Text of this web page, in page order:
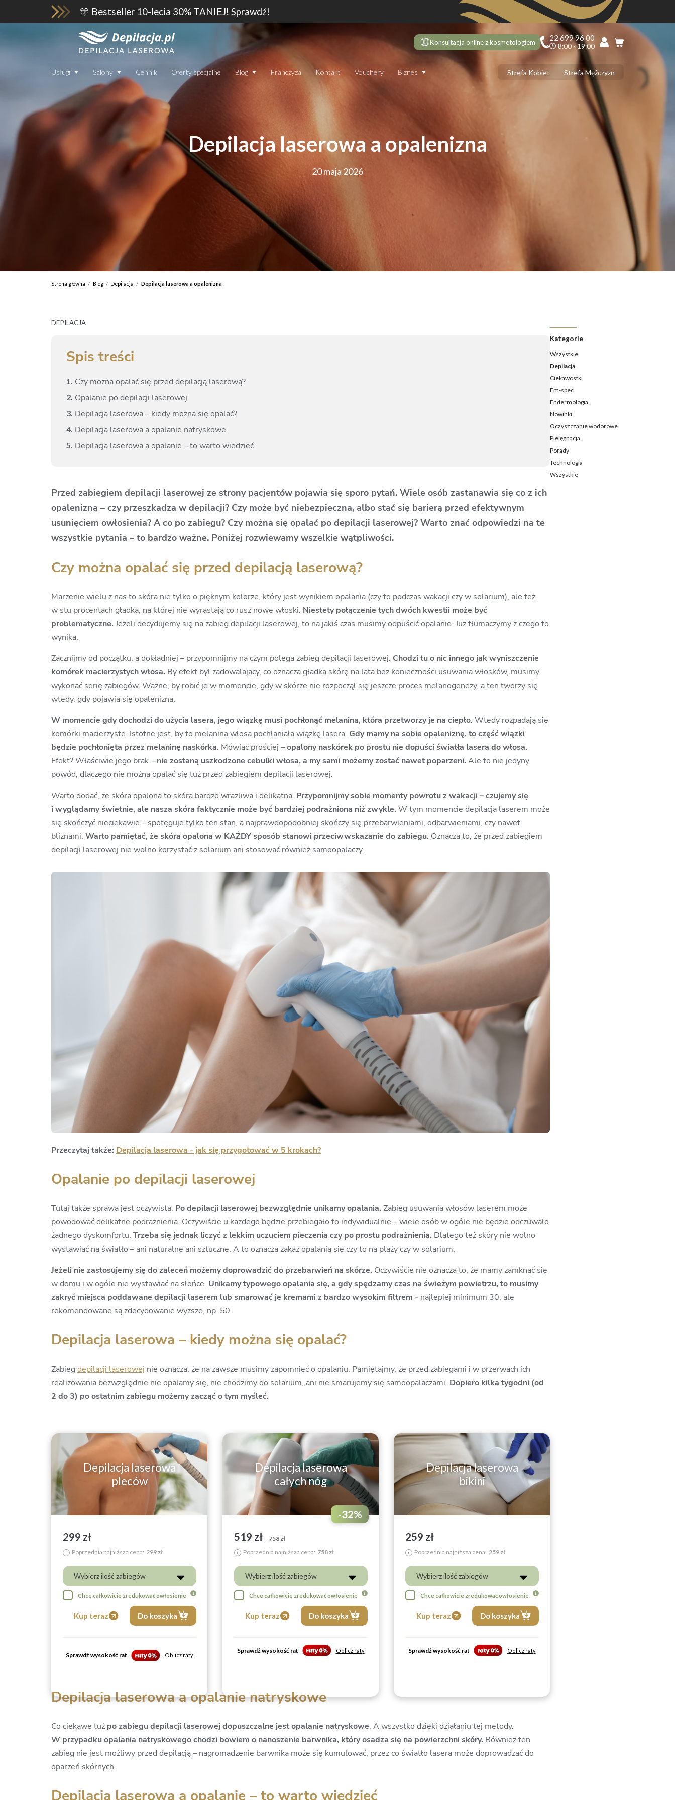
🎊 Bestseller 10-lecia 30% TANIEJ! Sprawdź!
Konsultacja online z kosmetologiem 22 699 96 00
8:00 - 19:00
Usługi Salony Cennik Oferty specjalne Blog
JAK DZIAŁA DEPILATOR IPL I CZY WARTO GO STOSOWAĆ
10 ciekawostek na 10 urodziny Depilacja.pl, o których mogłaś nie
Jak usunąć włoski z twarzy? 5 najlepszych sposobów
TECHNOLOGIA
Który laser do depilacji (profesjonalny) jest najskuteczniejszy?
Ranking 2026
Elektrostymulacja mięśni - efekty, które przekonają Cię do
Endermologia – przeciwwskazania, o których warto wiedzieć
Laser aleksandrytowy czy diodowy? Porównanie
Franczyza Kontakt Vouchery Biznes Strefa Kobiet Strefa Mężczyzn
Depilacja laserowa a opalenizna
20 maja 2026
Strona główna / Blog / Depilacja / Depilacja laserowa a opalenizna
DEPILACJA
Spis treści
1. Czy można opalać się przed depilacją laserową?
2. Opalanie po depilacji laserowej
3. Depilacja laserowa – kiedy można się opalać?
4. Depilacja laserowa a opalanie natryskowe
5. Depilacja laserowa a opalanie – to warto wiedzieć
Przed zabiegiem depilacji laserowej ze strony pacjentów pojawia się sporo pytań. Wiele osób zastanawia się co z ich
opalenizną – czy przeszkadza w depilacji? Czy może być niebezpieczna, albo stać się barierą przed efektywnym
usunięciem owłosienia? A co po zabiegu? Czy można się opalać po depilacji laserowej? Warto znać odpowiedzi na te
wszystkie pytania – to bardzo ważne. Poniżej rozwiewamy wszelkie wątpliwości.
Czy można opalać się przed depilacją laserową?
Marzenie wielu z nas to skóra nie tylko o pięknym kolorze, który jest wynikiem opalania (czy to podczas wakacji czy w solarium), ale też
w stu procentach gładka, na której nie wyrastają co rusz nowe włoski. Niestety połączenie tych dwóch kwestii może być
problematyczne. Jeżeli decydujemy się na zabieg depilacji laserowej, to na jakiś czas musimy odpuścićopalanie. Już tłumaczymy z czego to
wynika.
Zacznijmy od początku, a dokładniej – przypomnijmy na czym polega zabieg depilacji laserowej. Chodzi tu o nic innego jak wyniszczenie
komórek macierzystych włosa. By efekt był zadowalający, co oznacza gładką skórę na lata bez konieczności usuwania włosków, musimy
wykonać serię zabiegów. Ważne, by robić je w momencie, gdy w skórze nie rozpoczął się jeszcze proces melanogenezy, a ten tworzy się
wtedy, gdy pojawia się opalenizna.
W momencie gdy dochodzi do użycia lasera, jego wiązkę musi pochłonąć melanina, która przetworzy je na ciepło. Wtedy rozpadają się
komórki macierzyste. Istotne jest, by to melanina włosa pochłaniała wiązkę lasera. Gdy mamy na sobie opaleniznę, to część wiązki
będzie pochłonięta przez melaninę naskórka. Mówiąc prościej –opalony naskórek po prostu nie dopuści światła lasera do włosa.
Efekt? Właściwie jego brak – nie zostaną uszkodzone cebulki włosa, a my sami możemy zostać nawet poparzeni. Ale to nie jedyny
powód, dlaczego nie można opalać się tuż przed zabiegiem depilacji laserowej.
Warto dodać, że skóra opalona to skóra bardzo wrażliwa i delikatna. Przypomnijmy sobie momenty powrotu z wakacji – czujemy się
i wyglądamy świetnie, ale nasza skóra faktycznie może być bardziej podrażniona niż zwykle. W tym momencie depilacja laserem może
się skończyć nieciekawie – spotęguje tylko ten stan, a najprawdopodobniej skończy się przebarwieniami, odbarwieniami, czy nawet
bliznami. Warto pamiętać, że skóra opalona w KAŻDY sposób stanowi przeciwwskazanie do zabiegu. Oznacza to, że przed zabiegiem
depilacji laserowej nie wolno korzystać z solarium ani stosować również samoopalaczy.
Przeczytaj także: Depilacja laserowa - jak się przygotować w 5 krokach?
Opalanie po depilacji laserowej
Tutaj także sprawa jest oczywista. Po depilacji laserowej bezwzględnie unikamy opalania. Zabieg usuwania włosów laserem może
powodować delikatne podrażnienia. Oczywiście u każdego będzie przebiegało to indywidualnie – wiele osób w ogóle nie będzie odczuwało
żadnego dyskomfortu. Trzeba się jednak liczyć z lekkim uczuciem pieczenia czy po prostu podrażnienia. Dlatego też skóry nie wolno
wystawiać na światło – ani naturalne ani sztuczne. A to oznacza zakaz opalania się czy to na plaży czy w solarium.
Jeżeli nie zastosujemy się do zaleceń możemy doprowadzić do przebarwień na skórze. Oczywiście nie oznacza to, że mamy zamknąć się
w domu i w ogóle nie wystawiać na słońce. Unikamy typowego opalania się, a gdy spędzamy czas na świeżym powietrzu, to musimy
zakryć miejsca poddawane depilacji laserem lub smarować je kremami z bardzo wysokim filtrem - najlepiej minimum 30, ale
rekomendowane są zdecydowanie wyższe, np. 50.
Depilacja laserowa – kiedy można się opalać?
Zabiegdepilacji laserowej nie oznacza, że na zawsze musimy zapomnieć o opalaniu. Pamiętajmy, że przed zabiegami i w przerwach ich
realizowania bezwzględnie nie opalamy się, nie chodzimy do solarium, ani nie smarujemy się samoopalaczami. Dopiero kilka tygodni (od
2 do 3) po ostatnim zabiegu możemy zacząć o tym myśleć.
Depilacja laserowa
pleców
299 zł
i Poprzednia najniższa cena: 299 zł
Wybierz ilość zabiegów
Chce całkowicie zredukować owłosienie
Kup teraz Do koszyka
Sprawdź wysokość rat Oblicz raty
Depilacja laserowa
całych nóg
519 zł 758 zł
-32%
i Poprzednia najniższa cena: 758 zł
Wybierz ilość zabiegów
Chce całkowicie zredukować owłosienie
Kup teraz Do koszyka
Sprawdź wysokość rat Oblicz raty
Depilacja laserowa
bikini
259 zł
i Poprzednia najniższa cena: 259 zł
Wybierz ilość zabiegów
Chce całkowicie zredukować owłosienie
Kup teraz Do koszyka
Sprawdź wysokość rat Oblicz raty
Depilacja laserowa a opalanie natryskowe
Co ciekawe tuż po zabiegu depilacji laserowej dopuszczalne jest opalanie natryskowe. A wszystko dzięki działaniu tej metody.
W przypadku opalania natryskowego chodzi bowiem o nanoszenie barwnika, który osadza się na powierzchni skóry. Również ten
zabieg nie jest możliwy przed depilacją – nagromadzenie barwnika może się kumulować, przez co światło lasera może doprowadzać do
oparzeń skórnych.
Depilacja laserowa a opalanie – to warto wiedzieć
Kategorie
Wszystkie
Depilacja
Ciekawostki
Em-spec
Endermologia
Nowinki
Oczyszczanie wodorowe
Pielęgnacja
Porady
Technologia
Wszystkie